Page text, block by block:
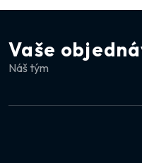
Vaše
Náš tým